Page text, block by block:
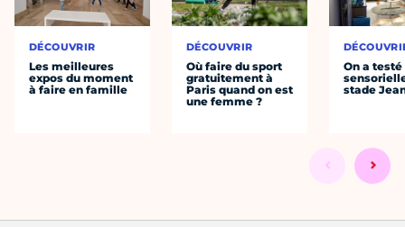
DÉCOUVRIR
Les meilleures
expos du moment
à faire en famille
DÉCOUVRIR
Où faire du sport
gratuitement à
Paris quand on est
une femme ?
On a
stade